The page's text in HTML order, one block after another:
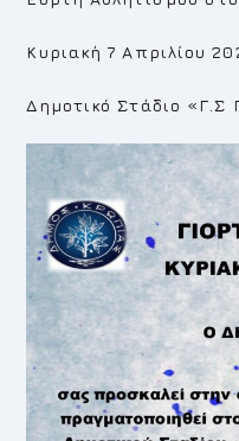
Κυριακή 7 Απριλίου
Δημοτικό Στάδιο «Γ.Σ